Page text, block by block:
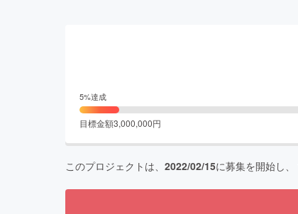
5%達成
目標金額3,000,000円
このプロジェクトは、 2022/02/15に募集を開始し、